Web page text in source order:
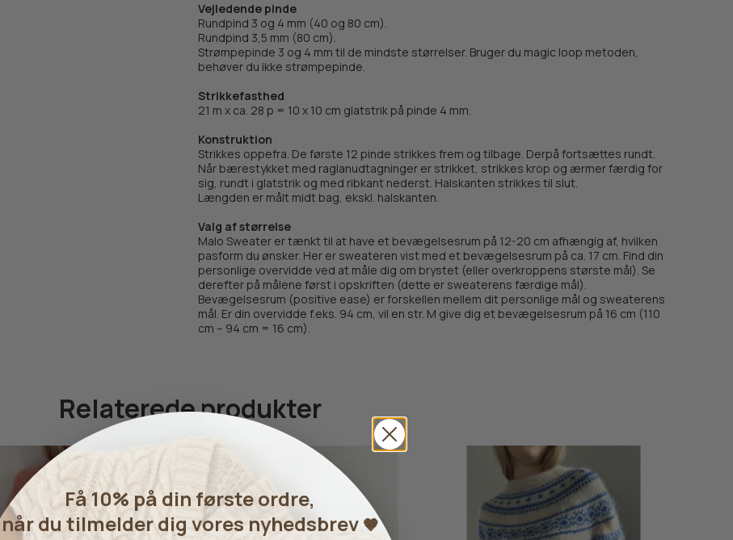
Vejledende pinde
Rundpind 3 og 4 mm (40 og 80 cm).
Rundpind 3,5 mm (80 cm).
Strømpepinde 3 og 4 mm til de mindste størrelser. Bruger du magic loop metoden,
behøver du ikke strømpepinde.
Strikkefasthed
21 m x ca. 28 p = 10 x 10 cm glatstrik på pinde 4 mm.
Konstruktion
Strikkes oppefra. De første 12 pinde strikkes frem og tilbage. Derpå fortsættes rundt.
Når bærestykket med raglanudtagninger er strikket, strikkes krop og ærmer færdig for
sig, rundt i glatstrik og med ribkant nederst. Halskanten strikkes til slut.
Længden er målt midt bag, ekskl. halskanten.
Valg af størrelse
Malo Sweater er tænkt til at have et bevægelsesrum på 12-20 cm afhængig af, hvilken
pasform du ønsker. Her er sweateren vist med et bevægelsesrum på ca. 17 cm. Find din
personlige overvidde ved at måle dig om brystet (eller overkroppens største mål). Se
derefter på målene først i opskriften (dette er sweaterens færdige mål).
Bevægelsesrum (positive ease) er forskellen mellem dit personlige mål og sweaterens
mål. Er din overvidde f.eks. 94 cm, vil en str. M give dig et bevægelsesrum på 16 cm (110
cm – 94 cm = 16 cm).
Relaterede produkter
Få 10% på din første ordre,
når du tilmelder dig vores nyhedsbrev 🤎